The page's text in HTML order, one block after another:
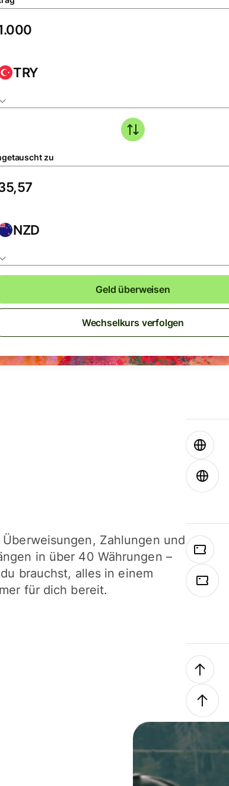
TRY
zu
NZD
Geld überweisen
Wechselkurs verfolgen
Zahlungen und
in über 40 Währungen –
brauchst, alles in einem
für dich bereit.